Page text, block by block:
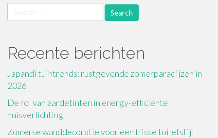
for:
Recente berichten
Japandi tuintrends: rustgevende zomerparadijzen in
2026
De rol van aardetinten in energy-efficiënte
huisverlichting
Zomerse wanddecoratie voor een frisse toiletstijl